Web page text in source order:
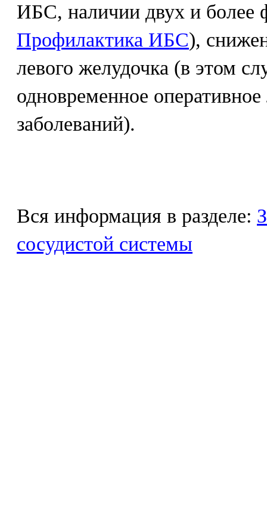
ИБС, наличии двух и более
Профилактика ИБС),
левого желудочка (в этом
одновременное
заболеваний).
Вся информация в разделе:
сосудистой системы